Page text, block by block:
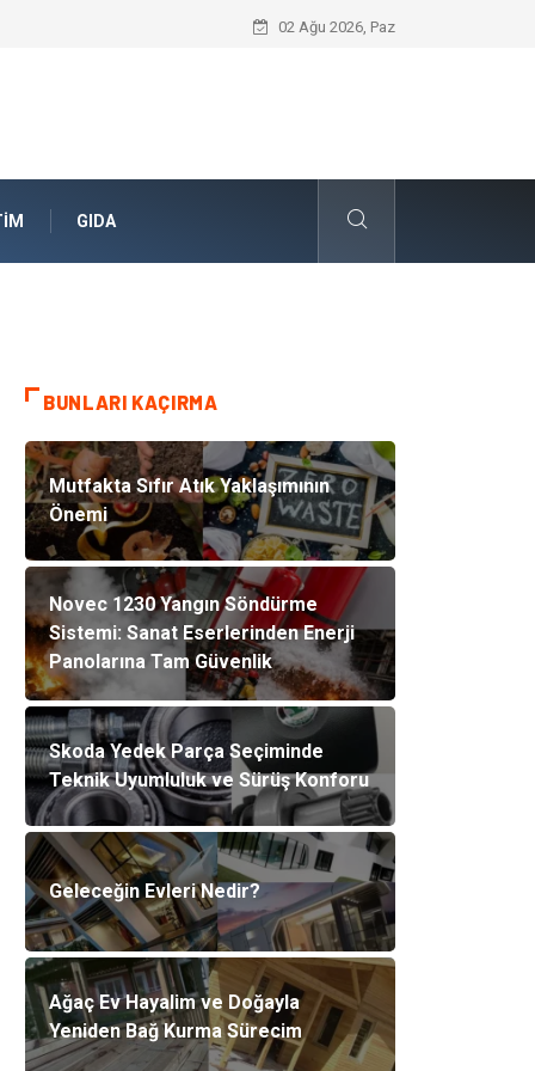
Geleceğin Evleri Nedir?
02 Ağu 2026, Paz
GIDA
BUNLARI KAÇIRMA
Mutfakta Sıfır Atık Yaklaşımının
Önemi
Novec 1230 Yangın Söndürme
Sistemi: Sanat Eserlerinden Enerji
Panolarına Tam Güvenlik
Skoda Yedek Parça Seçiminde
Teknik Uyumluluk ve Sürüş Konforu
Geleceğin Evleri Nedir?
Ağaç Ev Hayalim ve Doğayla
Yeniden Bağ Kurma Sürecim